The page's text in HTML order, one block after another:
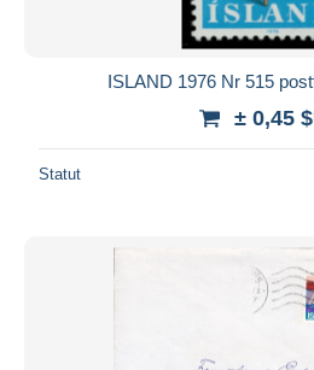
ISLAND 1976 Nr 515
± 0,45
Statut